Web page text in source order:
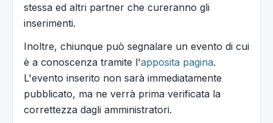
stessa ed altri partner che cureranno gli
inserimenti.
Inoltre, chiunque può segnalare un evento di cui
è a conoscenza tramite l'apposita pagina.
L'evento inserito non sarà immediatamente
pubblicato, ma ne verrà prima verificata la
correttezza dagli amministratori.